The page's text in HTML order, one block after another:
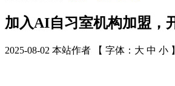
加入AI自习室机构加盟，
2025-08-02 本站作者 【 字体： 大 中 小 】